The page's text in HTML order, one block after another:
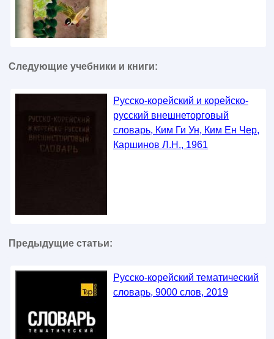
Следующие учебники и книги:
Русско-корейский и корейско-
русский внешнеторговый
словарь, Ким Ги Ун, Ким Ен Чер,
Каршинов Л.Н., 1961
Предыдущие статьи:
Русско-корейский тематический
словарь, 9000 слов, 2019